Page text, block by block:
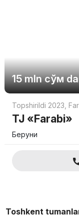
Tafsilotlarni
chiquvchi bilan
15 mln сўм
Topshirildi 2023
TJ «Farabi»
Беруни
Toshkent